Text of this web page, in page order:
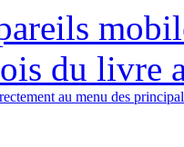
du livre
au menu des